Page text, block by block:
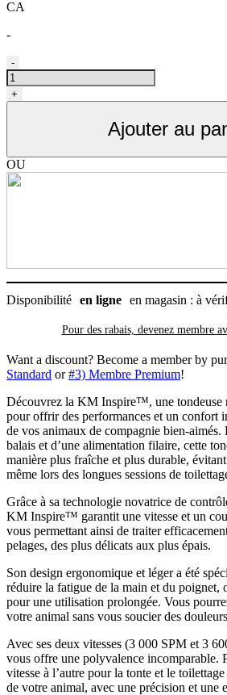
CA
-
quantité
de
TONDEUSE
KM
-
+
Ajouter au
OU
Disponibilité en ligne en magasin : à
Pour des rabais, devenez membre
Want a discount? Become a member by
Standard or#3) Membre Premium!
Découvrez la KM Inspire™, une tondeuse
pour offrir des performances et un confort
de vos animaux de compagnie bien-aimés.
balais et d’une alimentation filaire, cette
manière plus fraîche et plus durable,
même lors des longues sessions de
Grâce à sa technologie novatrice de
KM Inspire™ garantit une vitesse et un
vous permettant ainsi de traiter
pelages, des plus délicats aux plus épais.
Son design ergonomique et léger a été
réduire la fatigue de la main et du
pour une utilisation prolongée. Vous
votre animal sans vous soucier des
Avec ses deux vitesses (3 000 SPM et 3
vous offre une polyvalence incomparable.
vitesse à l’autre pour la tonte et le
de votre animal, avec une précision et une